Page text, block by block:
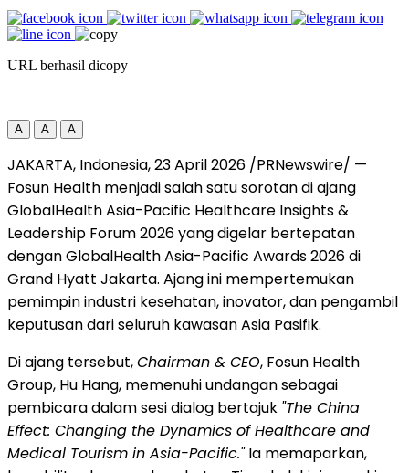
URL berhasil dicopy
A A A
JAKARTA, Indonesia,23 April 2026 /PRNewswire/ —
Fosun Health menjadi salah satu sorotan di ajang
GlobalHealth Asia-Pacific Healthcare Insights &
Leadership Forum 2026 yang digelar bertepatan
dengan GlobalHealth Asia-Pacific Awards 2026 di
Grand Hyatt Jakarta. Ajang ini mempertemukan
pemimpin industri kesehatan, inovator, dan pengambil
keputusan dari seluruh kawasan Asia Pasifik.
Di ajang tersebut,Chairman & CEO, Fosun Health
Group, Hu Hang, memenuhi undangan sebagai
pembicara dalam sesi dialog bertajuk "The China
Effect: Changing the Dynamics of Healthcare and
Medical Tourism in Asia-Pacific."Ia memaparkan,